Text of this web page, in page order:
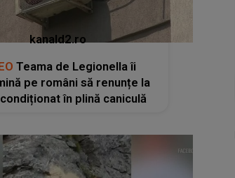
kanald2.ro
Teama de Legionella îi
pe români să renunțe la
în plină caniculă